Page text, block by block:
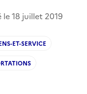
le18 juillet 2019
ET-SERVICE